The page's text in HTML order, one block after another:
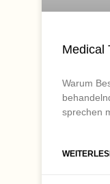
Medical
Warum
sprechen